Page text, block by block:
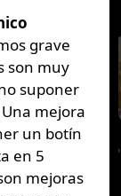
grave
son muy
suponer
mejora
un botín
en 5
mejoras